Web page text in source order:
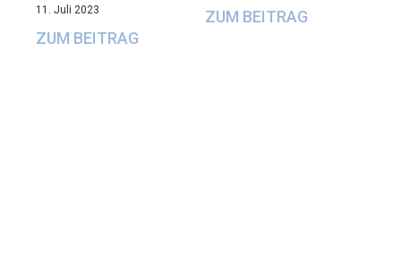
11. Juli 2023
ZUM BEITRAG
ZUM BEITRAG